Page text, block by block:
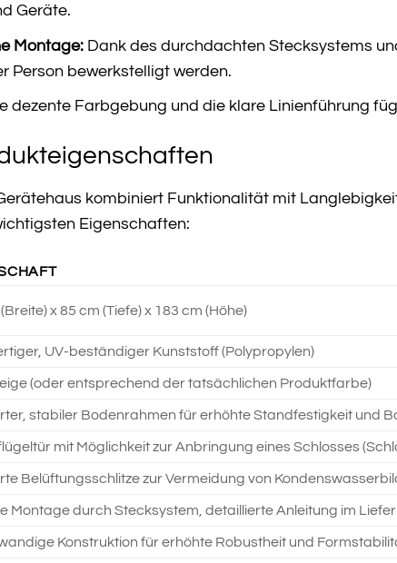
Geräte.
Montage: Dank des durchdachten Stecksystems
Person bewerkstelligt werden.
dezente Farbgebung und die klare Linienführung
kombiniert Funktionalität mit
Eigenschaften:
x 85 cm (Tiefe) x 183 cm (Höhe)
UV-beständiger Kunststoff (Polypropylen)
(oder entsprechend der tatsächlichen Produktfarbe)
stabiler Bodenrahmen für erhöhte Standfestigkeit und
mit Möglichkeit zur Anbringung eines Schlosses
Belüftungsschlitze zur Vermeidung von
Montage durch Stecksystem, detaillierte Anleitung im
Konstruktion für erhöhte Robustheit und